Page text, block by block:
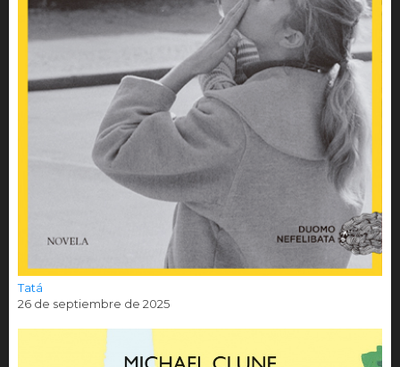
Tatá
26 de septiembre de 2025